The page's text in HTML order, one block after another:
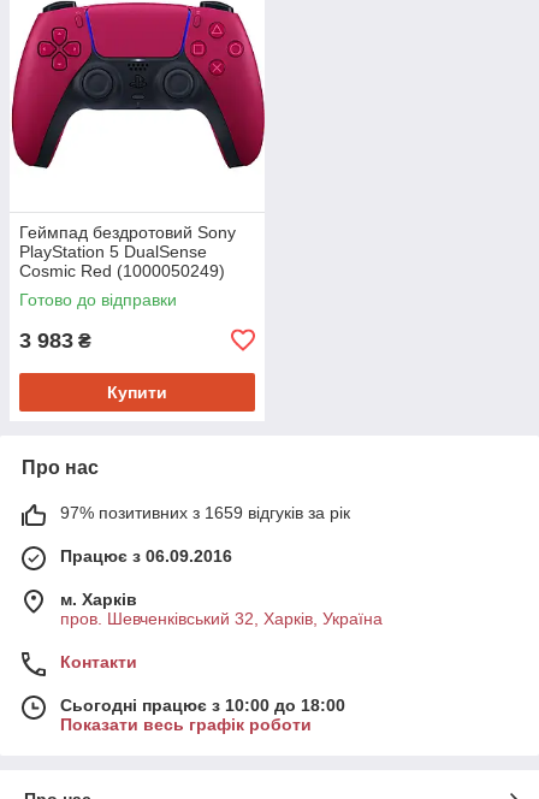
Геймпад бездротовий Sony
PlayStation 5 DualSense
Cosmic Red (1000050249)
Готово до відправки
3 983 ₴
Купити
Про нас
97% позитивних з 1659 відгуків за рік
Працює з 06.09.2016
м. Харків
пров. Шевченківський 32, Харків, Україна
Контакти
Сьогодні працює з 10:00 до 18:00
Показати весь графік роботи